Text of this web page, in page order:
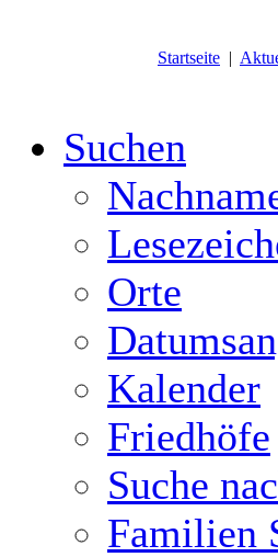
Startseite |
Suchen
Orte
Kalender
Friedhöfe
Suche
Familien